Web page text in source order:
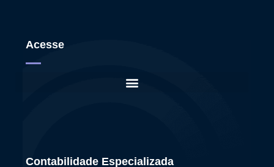
Acesse
Contabilidade Especializada